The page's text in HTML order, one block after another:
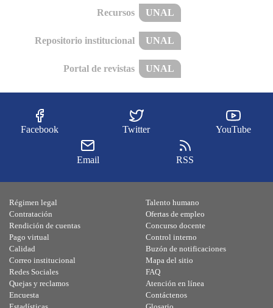
Recursos UNAL
Repositorio institucional UNAL
Portal de revistas UNAL
Facebook Twitter YouTube
Email RSS
Régimen legal
Contratación
Rendición de cuentas
Pago virtual
Calidad
Talento humano
Ofertas de empleo
Concurso docente
Control interno
Buzón de notificaciones
Correo institucional
Redes Sociales
Quejas y reclamos
Encuesta
Mapa del sitio
FAQ
Atención en línea
Contáctenos